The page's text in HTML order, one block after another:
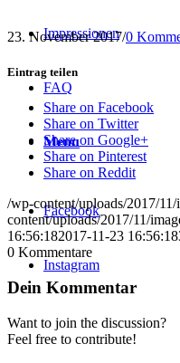
Impressionen
FAQ
Menu
Facebook
Instagram
23. November 2017/0
Eintrag teilen
Share on Facebook
Share on Twitter
Share on Google+
Share on Pinterest
Share on Reddit
/wp-content/uploads/2017/
content/uploads/2017/11/
16:56:182017-11-23 16:56:18
0 Kommentare
Dein Kommentar
Want to join the discussion?
Feel free to contribute!